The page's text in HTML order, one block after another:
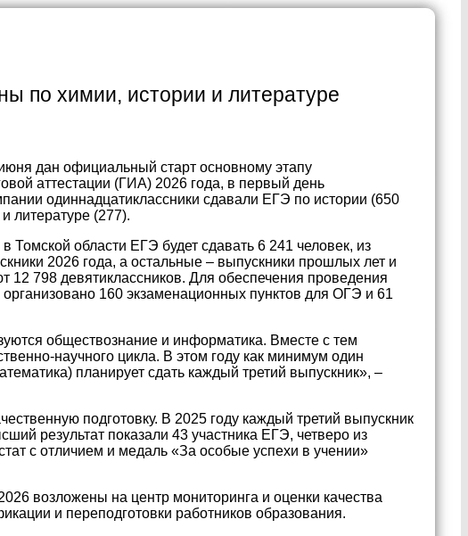
по химии, истории и литературе
дан официальный старт основному этапу
аттестации (ГИА) 2026 года, в первый день
одиннадцатиклассники сдавали ЕГЭ по истории (650
литературе (277).
Томской области ЕГЭ будет сдавать 6 241 человек, из
2026 года, а остальные – выпускники прошлых лет и
12 798 девятиклассников. Для обеспечения проведения
организовано 160 экзаменационных пунктов для ОГЭ и 61
обществознание и информатика. Вместе с тем
научного цикла. В этом году как минимум один
планирует сдать каждый третий выпускник», –
подготовку. В 2025 году каждый третий выпускник
результат показали 43 участника ЕГЭ, четверо из
с отличием и медаль «За особые успехи в учении»
возложены на центр мониторинга и оценки качества
и переподготовки работников образования.